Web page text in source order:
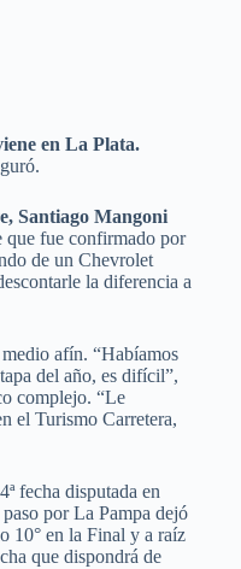
en La Plata.
Santiago Mangoni
que fue confirmado por
de un Chevrolet
la diferencia a
afín. “Habíamos
del año, es difícil”,
complejo. “Le
el Turismo Carretera,
fecha disputada en
por La Pampa dejó
10° en la Final y a raíz
que dispondrá de